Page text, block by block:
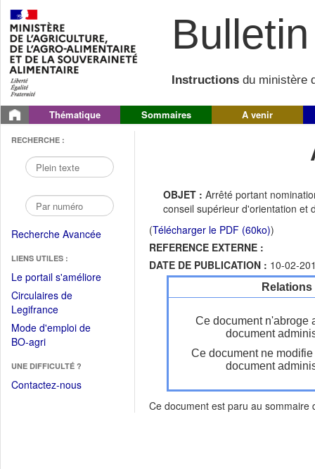
Instructions du ministère
Thématique Sommaires A venir
RECHERCHE :
Recherche Avancée
LIENS UTILES :
Le portail s'améliore(Fichier
Circulaires de
Legifrance(Ouvrir
dans
une
fenêtre)
Mode d'emploi de
BO-agri(Ouvrir
une
nouvelle
UNE DIFFICULTÉ ?
Contactez-nous
OBJET : Arrêté portant
conseil supérieur d'orientation et
(Télécharger le PDF (60ko))
REFERENCE EXTERNE :
DATE DE PUBLICATION : 10-02-
Ce document n'abroge
document
Ce document ne
document
Ce document est paru au sommaire